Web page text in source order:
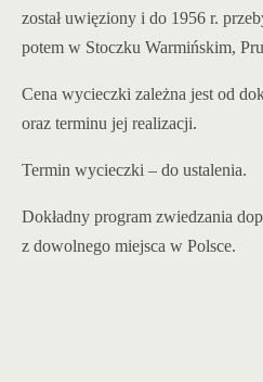
został uwięziony i do 1956 r.
potem w Stoczku Warmińskim,
Cena wycieczki zależna jest od
oraz terminu jej realizacji.
Termin wycieczki – do ustalenia.
Dokładny program zwiedzania
z dowolnego miejsca w Polsce.